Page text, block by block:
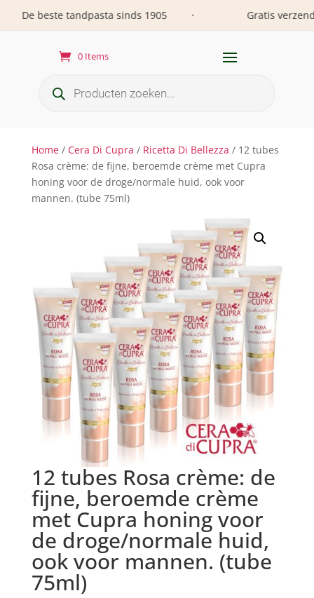
De beste tandpasta sinds 1905 Gratis
0 Items
zoeken
Home/ Cera Di Cupra / Ricetta Di Bellezza / 12 tubes
Rosa crème: de fijne, beroemde crème met Cupra
honing voor de droge/normale huid, ook voor
mannen. (tube 75ml)
12 tubes Rosa crème: de
fijne, beroemde crème
met Cupra honing voor
de droge/normale huid,
ook voor mannen. (tube
75ml)